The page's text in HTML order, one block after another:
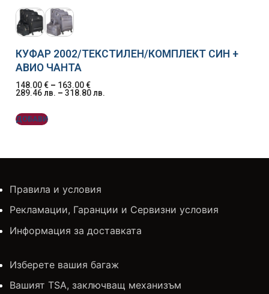
КУФАР 2002/ТЕКСТИЛЕН/КОМПЛЕКТ СИН +
АВИО ЧАНТА
148.00€ – 163.00€
289.46лв. – 318.80лв.
ДОБАВИ
Правила и условия
Рекламации, Гаранции и Сервизни условия
Информация за доставката
Изберете вашия багаж
Вашият TSA, заключващ механизъм